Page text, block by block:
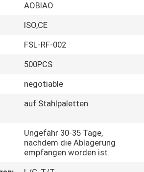
AOBIAO
ISO,CE
FSL-RF-002
500PCS
negotiable
auf Stahlpaletten
Ungefähr 30-35 Tage,
nachdem die Ablagerung
empfangen worden ist.